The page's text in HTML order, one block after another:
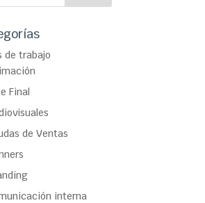
de trabajo
Final
de Ventas
interna